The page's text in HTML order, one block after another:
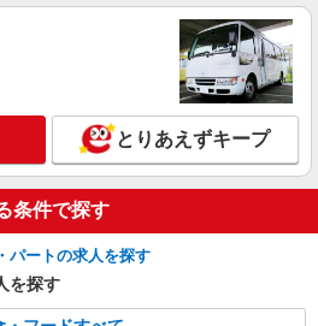
とりあえずキープ
条件で探す
パートの求人を探す
を探す